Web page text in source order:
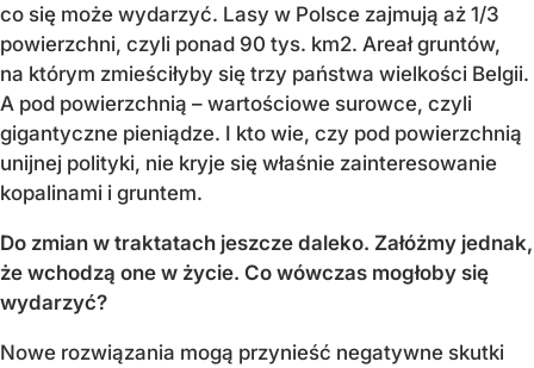
co się może wydarzyć. Lasy w Polsce zajmują aż 1/3
powierzchni, czyli ponad 90 tys. km2. Areał gruntów,
na którym zmieściłyby się trzy państwa wielkości Belgii.
A pod powierzchnią – wartościowe surowce, czyli
gigantyczne pieniądze. I kto wie, czy pod powierzchnią
unijnej polityki, nie kryje się właśnie zainteresowanie
kopalinami i gruntem.
Do zmian w traktatach jeszcze daleko. Załóżmy jednak,
że wchodzą one w życie. Co wówczas mogłoby się
wydarzyć?
Nowe rozwiązania mogą przynieść negatywne skutki